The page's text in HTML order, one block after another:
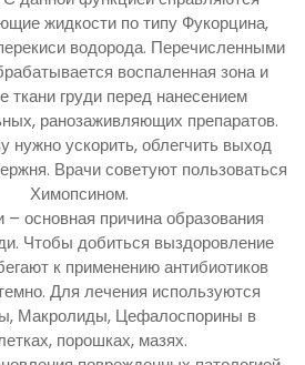
жидкости по типу Фукорцина,
водорода. Перечисленными
воспаленная зона и
ткани груди перед нанесением
ранозаживляющих препаратов.
нужно ускорить, облегчить выход
Врачи советуют пользоваться
Химопсином.
основная причина образования
Чтобы добиться выздоровление
к применению антибиотиков
Для лечения используются
Макролиды, Цефалоспорины в
порошках, мазях.